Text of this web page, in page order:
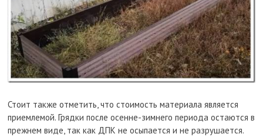
Стоит также отметить, что стоимость материала является
приемлемой. Грядки после осенне-зимнего периода остаются в
прежнем виде, так как ДПК не осыпается и не разрушается.